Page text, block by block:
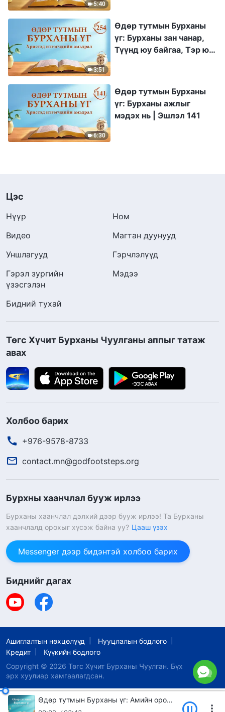
5:40
3:51
Өдөр тутмын Бурханы
үг: Бурханы зан чанар,
Түүнд юу байгаа, Тэр юу
6:30
Өдөр тутмын Бурханы
үг: Бурханы ажлыг
мэдэх нь | Эшлэл 141
Цэс
Нүүр
Ном
Видео
Магтан дуунууд
Уншлагууд
Гэрчлэлүүд
Гэрэл зургийн
үзэсгэлэн
Мэдээ
Бидний тухай
Төгс Хүчит Бурханы Чуулганы аппыг татаж
авах
Холбоо барих
+976-9578-8733
contact.mn@godfootsteps.org
Бурхны хаанчлал бууж ирлээ
Бурханы хаанчлал дэлхий дээр бууж ирлээ! Та Бурханы
хаанчлалд орохыг хүсэж байна уу? Цааш үзэх
Messenger дээр бидэнтэй холбоо барих
Биднийг дагах
Ашиглалтын нөхцөлүүд
Нууцлалын бодлого
Кредит
Күүкийн бодлого
Copyright © 2026 Төгс Хүчит Бурханы Чуулган. Бүх
эрх хуулиар хамгаалагдсан.
Өдөр тутмын Бурханы үг: Амийн оролт | Эшлэл 483